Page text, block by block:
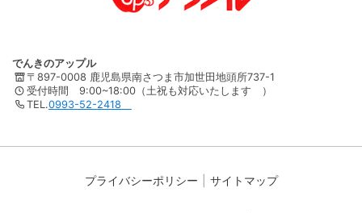
でんきのアップル
〒897-0008 鹿児島県南さつま市加世田地頭所737-1
受付時間 9:00~18:00（土祝も対応いたします ）
TEL.0993-52-2418
プライバシーポリシー サイトマップ